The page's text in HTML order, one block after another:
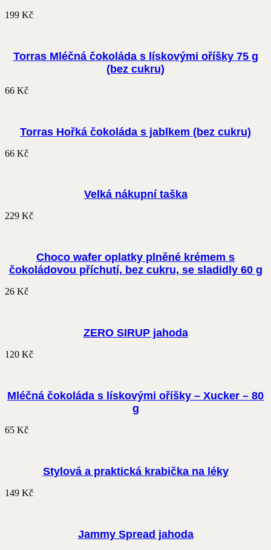
199 Kč
Torras Mléčná čokoláda s lískovými oříšky 75 g
(bez cukru)
66 Kč
Torras Hořká čokoláda s jablkem (bez cukru)
66 Kč
Velká nákupní taška
229 Kč
Choco wafer oplatky plněné krémem s
čokoládovou příchutí, bez cukru, se sladidly 60 g
26 Kč
ZERO SIRUP jahoda
120 Kč
Mléčná čokoláda s lískovými oříšky – Xucker – 80
g
65 Kč
Stylová a praktická krabička na léky
149 Kč
Jammy Spread jahoda